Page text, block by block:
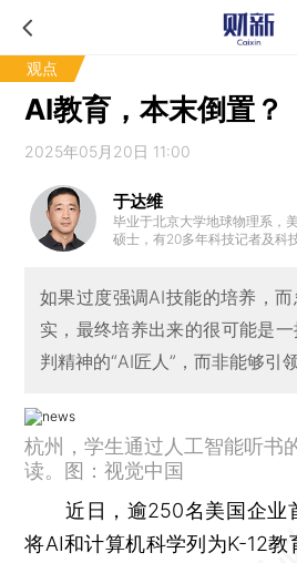
观点
AI教育，本末倒置？
2025年05月20日 11:00
于达维
毕业于北京大学地球物理系，
硕士，有20多年科技记者及科
如果过度强调AI技能的培养，
实，最终培养出来的很可能是
判精神的“AI匠人”，而非能够引
杭州，学生通过人工智能听书
读。图：视觉中国
近日，逾250名美国企业
将AI和计算机科学列为K-12教